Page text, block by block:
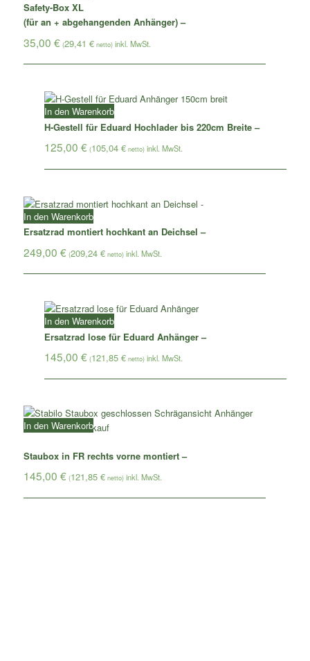
Safety-Box XL
(für an + abgehangenden Anhänger) –
35,00€ (29,41€ netto)
H-Gestell für Eduard Hochlader bis 220cm Breite –
125,00 € (105,04 €netto)
In den Warenkorb
Ersatzrad montiert hochkant an Deichsel –
249,00€ (209,24€ netto)
In den Warenkorb
Ersatzrad lose für Eduard Anhänger –
145,00 € (121,85 €netto)
In den Warenkorb
Staubox in FR rechts vorne montiert –
145,00€ (121,85€ netto)
In den Warenkorb